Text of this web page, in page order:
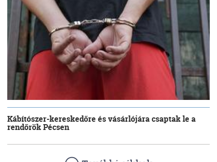
Kábítószer-kereskedőre és vásárlójára csaptak le a
rendőrök Pécsen